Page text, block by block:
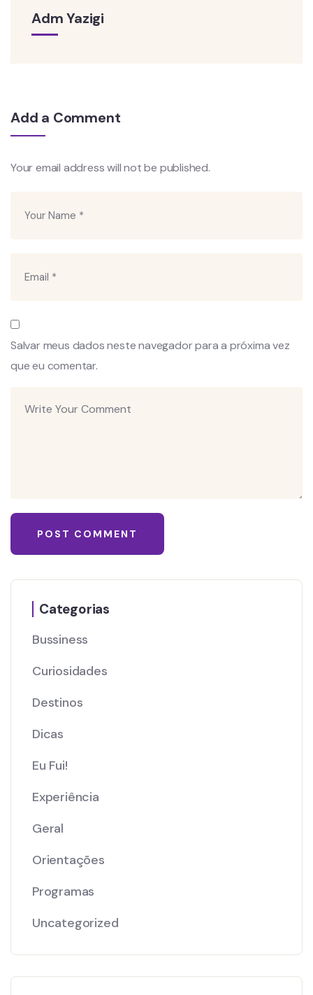
Adm Yazigi
Add a Comment
Your email address will not be published.
Salvar meus dados neste navegador para a próxima vez
que eu comentar.
Categorias
Bussiness
Curiosidades
Destinos
Dicas
Eu Fui!
Experiência
Geral
Orientações
Programas
Uncategorized